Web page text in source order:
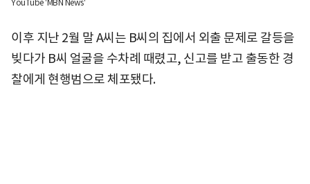
YouTube 'MBN News'
이후 지난 2월 말 A씨는 B씨의 집에서 외출 문제로 갈등을
빚다가 B씨 얼굴을 수차례 때렸고, 신고를 받고 출동한 경
찰에게 현행범으로 체포됐다.